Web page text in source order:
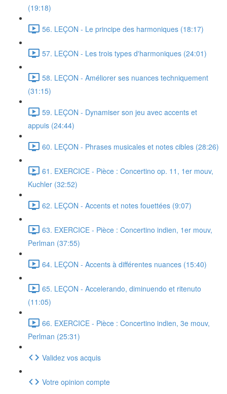
(19:18)
56. LEÇON - Le principe des harmoniques (18:17)
57. LEÇON - Les trois types d'harmoniques (24:01)
58. LEÇON - Améliorer ses nuances techniquement
(31:15)
59. LEÇON - Dynamiser son jeu avec accents et
appuis (24:44)
60. LEÇON - Phrases musicales et notes cibles (28:26)
61. EXERCICE - Pièce : Concertino op. 11, 1er mouv,
Kuchler (32:52)
62. LEÇON - Accents et notes fouettées (9:07)
63. EXERCICE - Pièce : Concertino indien, 1er mouv,
Perlman (37:55)
64. LEÇON - Accents à différentes nuances (15:40)
65. LEÇON - Accelerando, diminuendo et ritenuto
(11:05)
66. EXERCICE - Pièce : Concertino indien, 3e mouv,
Perlman (25:31)
Validez vos acquis
Votre opinion compte